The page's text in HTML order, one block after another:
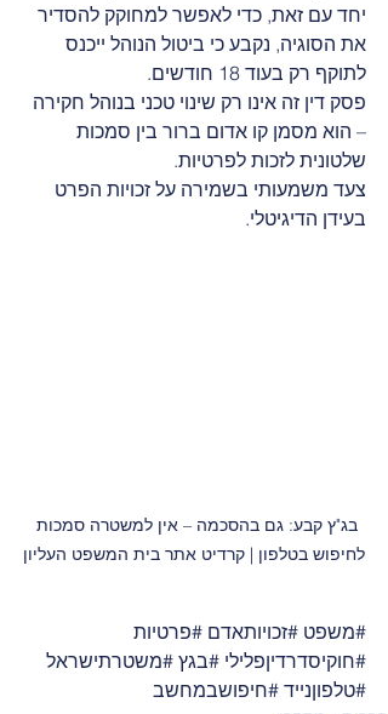
יחד עם זאת, כדי לאפשר למחוקק להסדיר
את הסוגיה, נקבע כי ביטול הנוהל ייכנס
לתוקף רק בעוד 18 חודשים.
פסק דין זה אינו רק שינוי טכני בנוהל חקירה
– הוא מסמן קו אדום ברור בין סמכות
שלטונית לזכות לפרטיות.
צעד משמעותי בשמירה על זכויות הפרט
בעידן הדיגיטלי.
בג"ץ קבע: גם בהסכמה – אין למשטרה סמכות
לחיפוש בטלפון | קרדיט אתר בית המשפט העליון
#משפט #זכויותאדם #פרטיות
#חוקיסדרדיןפלילי #בגץ #משטרתישראל
#טלפוןנייד #חיפושבמחשב